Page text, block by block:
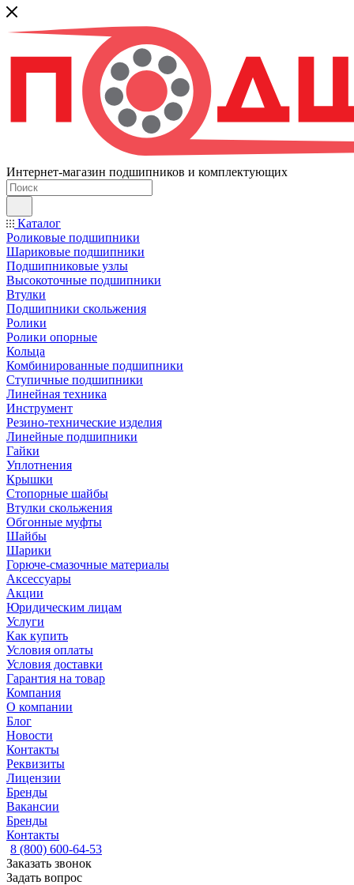
Интернет-магазин подшипников и комплектующих
Каталог
Роликовые подшипники
Шариковые подшипники
Подшипниковые узлы
Высокоточные подшипники
Втулки
Подшипники скольжения
Ролики
Ролики опорные
Кольца
Комбинированные подшипники
Ступичные подшипники
Линейная техника
Инструмент
Резино-технические изделия
Линейные подшипники
Гайки
Уплотнения
Крышки
Стопорные шайбы
Втулки скольжения
Обгонные муфты
Шайбы
Шарики
Горюче-смазочные материалы
Аксессуары
Акции
Юридическим лицам
Услуги
Как купить
Условия оплаты
Условия доставки
Гарантия на товар
Компания
О компании
Блог
Новости
Контакты
Реквизиты
Лицензии
Бренды
Вакансии
Бренды
Контакты
8 (800) 600-64-53
Заказать звонок
Задать вопрос